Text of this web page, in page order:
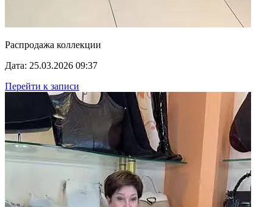
Распродажа коллекции
Дата: 25.03.2026 09:37
Перейти к записи